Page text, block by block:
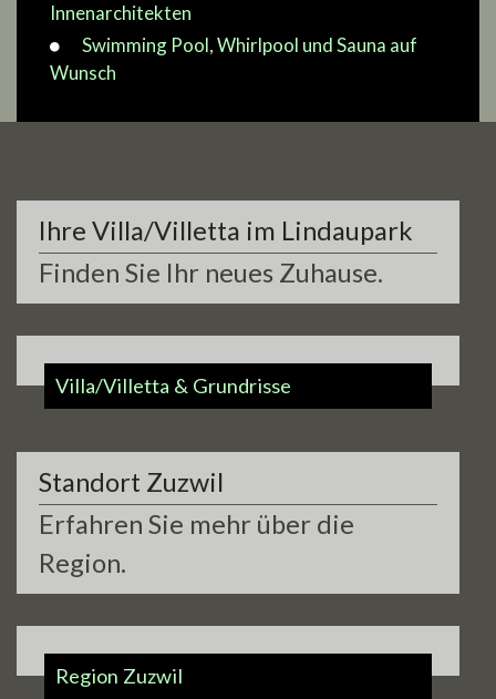
Innenarchitekten
Swimming Pool, Whirlpool und Sauna auf
Wunsch
Ihre Villa/Villetta im Lindaupark
Finden Sie Ihr neues Zuhause.
Villa/Villetta & Grundrisse
Standort Zuzwil
Erfahren Sie mehr über die
Region.
Region Zuzwil